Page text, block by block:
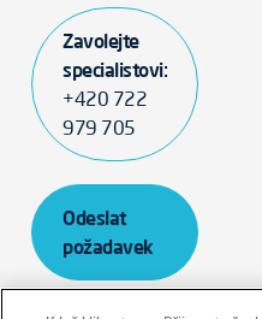
Zavolejte
specialistovi:
+420 722
979 705
Odeslat
požadavek